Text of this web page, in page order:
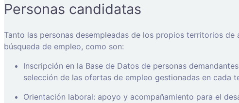
Personas candidatas
Tanto las personas desempleadas de los propios territorios
búsqueda de empleo, como son:
Inscripción en la Base de Datos de personas
selección de las ofertas de empleo gestionadas en cada
Orientación laboral: apoyo y acompañamiento para el